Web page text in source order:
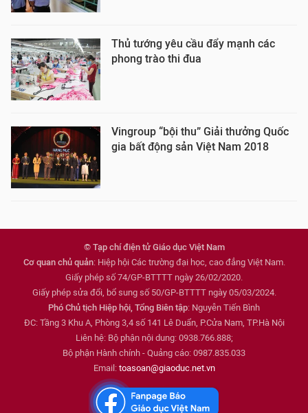
Thủ tướng yêu cầu đẩy mạnh các
phong trào thi đua
Vingroup “bội thu” Giải thưởng Quốc
gia bất động sản Việt Nam 2018
© Tạp chí điện tử Giáo dục Việt Nam
Cơ quan chủ quản: Hiệp hội Các trường đại học, cao đẳng Việt Nam.
Giấy phép số 74/GP-BTTTT ngày 26/02/2020.
Giấy phép sửa đổi, bổ sung số 50/GP-BTTTT ngày 05/03/2024.
Phó Chủ tịch Hiệp hội, Tổng Biên tập: Nguyễn Tiến Bình
ĐC: Tầng 3 Khu A, Phòng 3,4 số 141 Lê Duẩn, P.Cửa Nam, TP.Hà Nội
Liên hệ: Bộ phận nội dung: 0938.766.888;
Bộ phận Hành chính - Quảng cáo: 0987.835.033
Email: toasoan@giaoduc.net.vn